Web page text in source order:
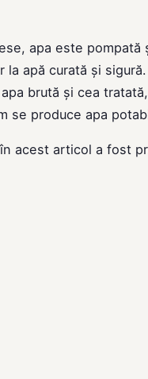
apa este
la apă curată și
brută și cea
se produce apa
acest articol a fost